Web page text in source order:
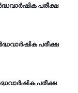
പരീക്ഷ
പരീക്ഷ
പരീക്ഷ